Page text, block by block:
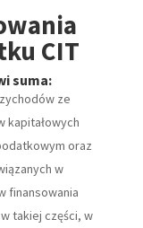
CIT
suma:
ze
kapitałowych
oraz
w
finansowania
takiej części, w